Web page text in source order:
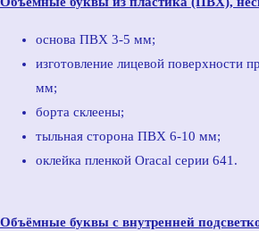
основа ПВХ 3-5 мм;
изготовление лицевой поверхности
мм;
борта склеены;
тыльная сторона ПВХ 6-10 мм;
оклейка пленкой Oracal серии 641.
Объёмные буквы с внутренней